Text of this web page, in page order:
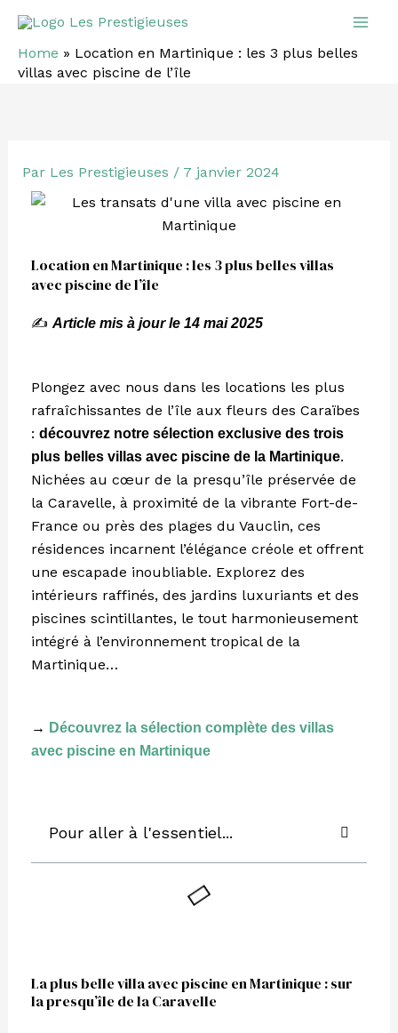
contenu
Home » Location en Martinique : les 3 plus belles
villas avec piscine de l’île
Par Les Prestigieuses / 7 janvier 2024
Location en Martinique : les 3 plus belles villas
avec piscine de l’île
✍️Article mis à jour le 14 mai 2025
Plongez avec nous dans les locations les plus
rafraîchissantes de l’île aux fleurs des Caraïbes
: découvrez notre sélection exclusive des trois
plus belles villas avec piscine de la Martinique.
Nichées au cœur de la presqu’île préservée de
la Caravelle, à proximité de la vibrante Fort-de-
France ou près des plages du Vauclin, ces
résidences incarnent l’élégance créole et offrent
une escapade inoubliable. Explorez des
intérieurs raffinés, des jardins luxuriants et des
piscines scintillantes, le tout harmonieusement
intégré à l’environnement tropical de la
Martinique…
→ Découvrez la sélection complète des villas
avec piscine en Martinique
Pour aller à l'essentiel...
La plus belle villa avec piscine en Martinique : sur
la presqu’île de la Caravelle